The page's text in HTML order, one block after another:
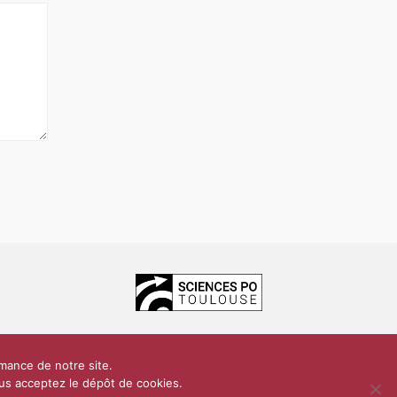
Plan du site
de notre site.
acceptez le dépôt de cookies.